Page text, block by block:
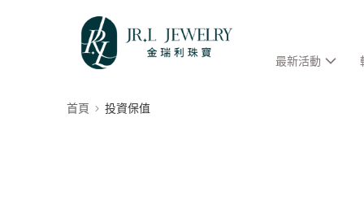
最新活動
首頁 投資保值